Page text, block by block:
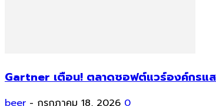
Gartner เตือน! ตลาดซอฟต์แวร์องค์กรแ